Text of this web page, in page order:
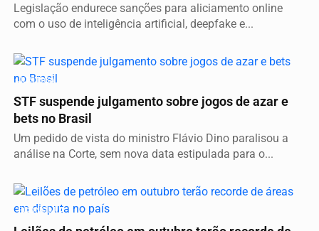
Legislação endurece sanções para aliciamento online
com o uso de inteligência artificial, deepfake e...
JUSTIÇA
STF suspende julgamento sobre jogos de azar e
bets no Brasil
Um pedido de vista do ministro Flávio Dino paralisou a
análise na Corte, sem nova data estipulada para o...
ECONOMIA